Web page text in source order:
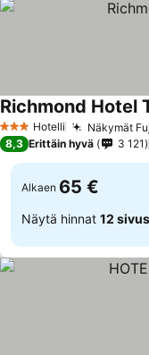
3 Tähtiluokitus
Hotelli Näkymät
Richmond Hotel
8,3 Erittäin hyvä 3 121
Alkaen 65 €
Näytä hinnat 12